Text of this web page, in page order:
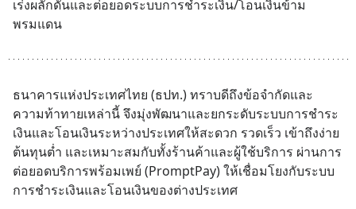
เร่งผลักดันและต่อยอดระบบการชำระเงิน/โอนเงินข้าม
พรมแดน
ธนาคารแห่งประเทศไทย (ธปท.) ทราบดีถึงข้อจำกัดและ
ความท้าทายเหล่านี้ จึงมุ่งพัฒนาและยกระดับระบบการชำระ
เงินและโอนเงินระหว่างประเทศให้สะดวก รวดเร็ว เข้าถึงง่าย
ต้นทุนต่ำ และเหมาะสมกับทั้งร้านค้าและผู้ใช้บริการ ผ่านการ
ต่อยอดบริการพร้อมเพย์ (PromptPay) ให้เชื่อมโยงกับระบบ
การชำระเงินและโอนเงินของต่างประเทศ